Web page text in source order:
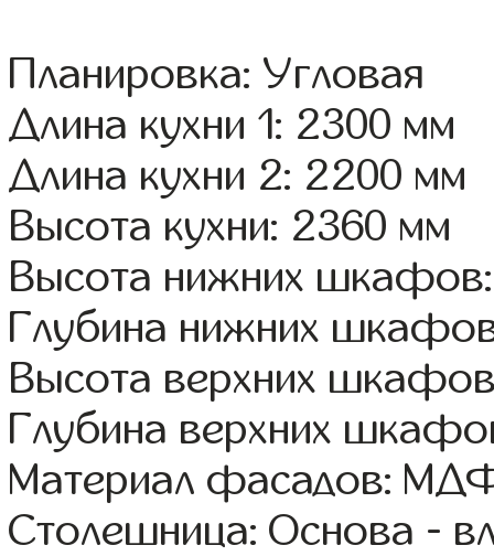
Планировка: Угловая
Длина кухни 1: 2300 мм
Длина кухни 2: 2200 мм
Высота кухни: 2360 мм
Высота нижних
Глубина нижних
Высота верхних
Глубина верхних
Материал фасадов:
Столешница: Основа -